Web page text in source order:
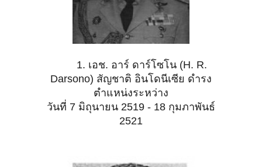
1. เอช. อาร์ ดาร์โซโน (H. R.
Darsono) สัญชาติ อินโดนีเซีย ดำรง
ตำแหน่งระหว่าง
วันที่ 7 มิถุนายน 2519 - 18 กุมภาพันธ์
2521